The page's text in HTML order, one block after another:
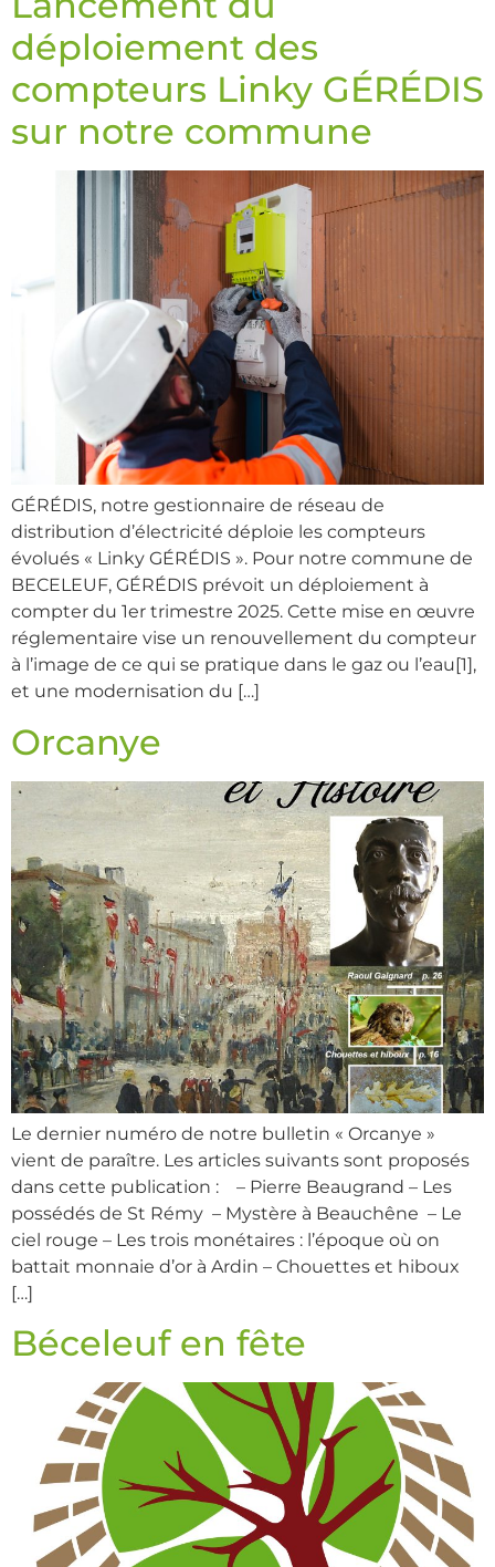
déploiement des
compteurs Linky GÉRÉDIS
sur notre commune
GÉRÉDIS, notre gestionnaire de réseau de
distribution d’électricité déploie les compteurs
évolués « Linky GÉRÉDIS ». Pour notre commune de
BECELEUF, GÉRÉDIS prévoit un déploiement à
compter du 1er trimestre 2025. Cette mise en œuvre
réglementaire vise un renouvellement du compteur
à l’image de ce qui se pratique dans le gaz ou l’eau[1],
et une modernisation du […]
Orcanye
Le dernier numéro de notre bulletin « Orcanye »
vient de paraître. Les articles suivants sont proposés
dans cette publication : – Pierre Beaugrand – Les
possédés de St Rémy – Mystère à Beauchêne – Le
ciel rouge – Les trois monétaires : l’époque où on
battait monnaie d’or à Ardin – Chouettes et hiboux
[…]
Béceleuf en fête